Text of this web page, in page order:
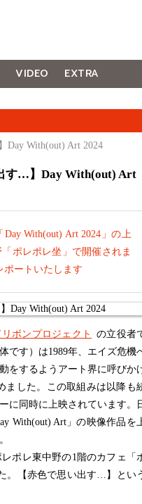
VIDEO
EXTRA
With(out) Art 2024
す…】Day With(out) Art
With(out) Art 2024」の上
ポレポレ坐」で開催されま
ポートいたします
リボンプロジェクト
の立役者
です）は1989年、エイズ危機
をするようアート界に呼びか
ました。この取組みは以降も
に同時に上映されています。
With(out) Art」の映像作品を
ポレ東中野の1階のカフェ「
。【赤色で思い出す…】とい